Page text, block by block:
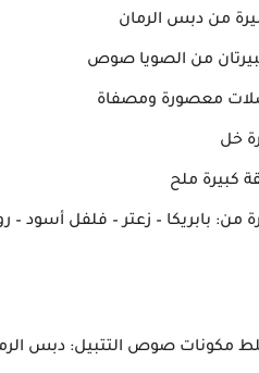
دبس الرمان
من الصويا صوص
خل
كبيرة ملح
من: بابريكا – زعتر– فلفل أسود –
مكونات صوص التتبيل: دبس